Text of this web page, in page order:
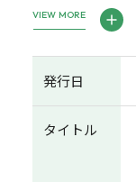
VIEW MORE
発行日
タイトル